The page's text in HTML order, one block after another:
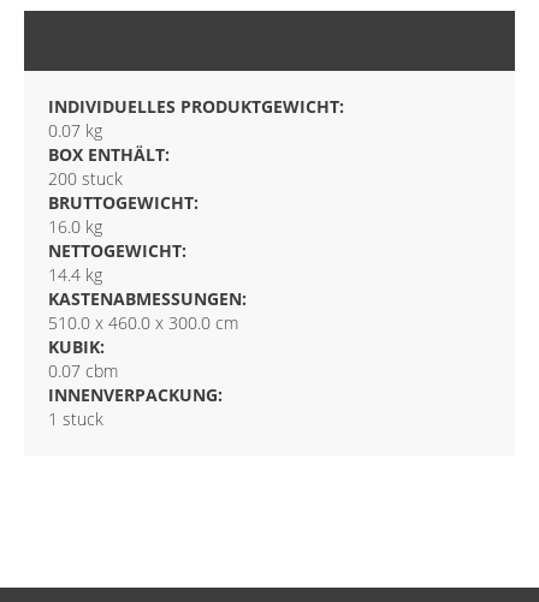
INDIVIDUELLES PRODUKTGEWICHT:
0.07 kg
BOX ENTHÄLT:
200 stuck
BRUTTOGEWICHT:
16.0 kg
NETTOGEWICHT:
14.4 kg
KASTENABMESSUNGEN:
510.0 x 460.0 x 300.0 cm
KUBIK:
0.07 cbm
INNENVERPACKUNG:
1 stuck